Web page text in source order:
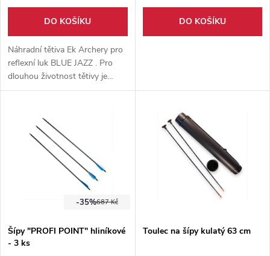
DO KOŠÍKU
Náhradní tětiva Ek Archery pro
reflexní luk BLUE JAZZ . Pro
dlouhou životnost tětivy je
nutné správné ošetřování
použití šípu.
DO KOŠÍKU
687 Kč
-35%
Šípy "PROFI POINT" hliníkové
- 3 ks
Toulec na šípy kulatý 63 cm